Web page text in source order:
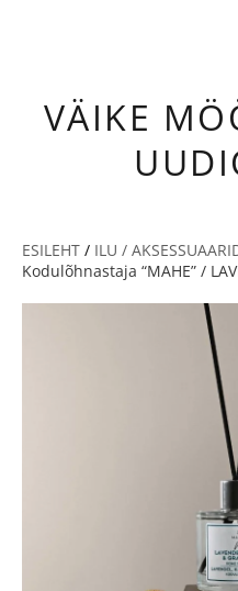
VÄIKE
ESILEHT / ILU /
Kodulõhnastaja “MAHE” /